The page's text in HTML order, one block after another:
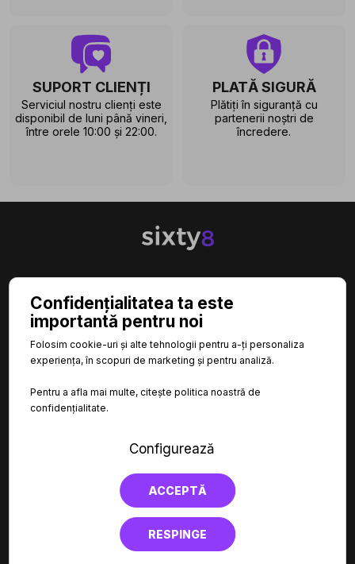
SUPORT CLIENȚI
Serviciul nostru clienți este
disponibil de luni până vineri,
între orele 10:00 și 22:00.
PLATĂ SIGURĂ
Plătiți în siguranță cu
partenerii noștri de
încredere.
CATEGORII
INFORMAȚII
© SIXTY8 2026
Confidențialitatea ta este
importantă pentru noi
Folosim cookie-uri și alte tehnologii pentru a-ți personaliza
experiența, în scopuri de marketing și pentru analiză.
Pentru a afla mai multe, citește politica noastră de
confidențialitate.
Configurează
ACCEPTĂ
RESPINGE